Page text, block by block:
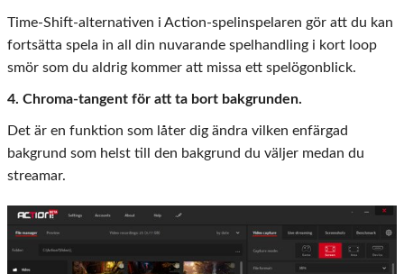
Time-Shift-alternativen i Action-spelinspelaren gör att du kan
fortsätta spela in all din nuvarande spelhandling i kort loop
smör som du aldrig kommer att missa ett spelögonblick.
4. Chroma-tangent för att ta bort bakgrunden.
Det är en funktion som låter dig ändra vilken enfärgad
bakgrund som helst till den bakgrund du väljer medan du
streamar.